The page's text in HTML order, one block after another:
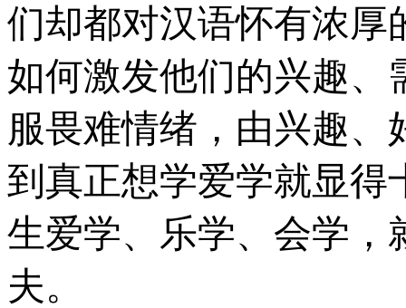
们却都对汉语怀有浓厚
如何激发他们的兴趣、
服畏难情绪，由兴趣
到真正想学爱学就显得
生爱学、乐学、会学，
夫。